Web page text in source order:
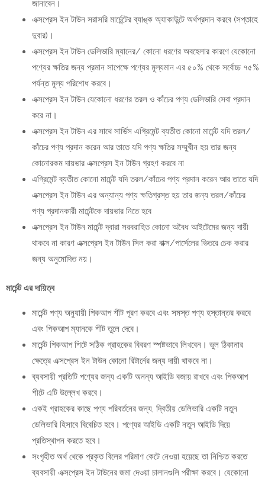
জানাবেন।
এক্সপ্রেস ইন টাউন সরাসরি মার্চেন্টের ব্যাঙ্ক অ্যাকাউন্টে অর্থপ্রদান করবে (সপ্তাহে
দুবার)।
এক্সপ্রেস ইন টাউন ডেলিভারি ম্যানের/ কোনো ধরণের অবহেলার কারণে যেকোনো
পণ্যের ক্ষতির জন্য প্রমান সাপেক্ষে পণ্যের মূল্যমান এর ৫০% থেকে সর্বোচ্চ ৭৫%
পর্যন্ত মূল্য পরিশোধ করবে।
এক্সপ্রেস ইন টাউন যেকোনো ধরণের তরল ও কাঁচের পণ্য ডেলিভারি সেবা প্রদান
করে না।
এক্সপ্রেস ইন টাউন এর সাথে সার্ভিস এগ্রিমেন্ট ব্যতীত কোনো মার্চেন্ট যদি তরল/
কাঁচের পণ্য প্রদান করেন আর তাতে যদি পণ্য ক্ষতির সম্মুখীন হয় তার জন্য
কোনোরকম দায়ভার এক্সপ্রেস ইন টাউন গ্রহণ করবে না
এগ্রিমেন্ট ব্যতীত কোনো মার্চেন্ট যদি তরল/কাঁচের পণ্য প্রদান করেন আর তাতে যদি
এক্সপ্রেস ইন টাউন এর অন্যান্য পণ্য ক্ষতিগ্রস্ত হয় তার জন্য তরল/কাঁচের
পণ্য প্রদানকারী মার্চেন্টকে দায়ভার নিতে হবে
এক্সপ্রেস ইন টাউন মার্চেন্ট দ্বারা সরবরাহিত কোনো অবৈধ আইটেমের জন্য দায়ী
থাকবে না কারণ এক্সপ্রেস ইন টাউন সিল করা বাক্স/পার্সেলের ভিতরে চেক করার
জন্য অনুমোদিত নয়।
মার্চেন্ট এর দায়িত্ব
মার্চেন্ট পণ্য অনুযায়ী পিকআপ শীট পূরণ করবে এবং সমস্ত পণ্য হস্তান্তর করবে
এবং পিকআপ ম্যানকে শীট তুলে দেবে।
মার্চেন্ট পিকআপ শিটে সঠিক গ্রাহকের বিবরণ স্পষ্টভাবে লিখবেন। ভুল ঠিকানার
ক্ষেত্রে এক্সপ্রেস ইন টাউন কোনো রিটার্নের জন্য দায়ী থাকবে না।
ব্যবসায়ী প্রতিটি পণ্যের জন্য একটি অনন্য আইডি বজায় রাখবে এবং পিকআপ
শীটে এটি উল্লেখ করবে।
একই গ্রাহকের কাছে পণ্য পরিবর্তনের জন্য, দ্বিতীয় ডেলিভারি একটি নতুন
ডেলিভারি হিসাবে বিবেচিত হবে। পণ্যের আইডি একটি নতুন আইডি দিয়ে
প্রতিস্থাপন করতে হবে।
সংগৃহীত অর্থ থেকে প্রকৃত বিলের পরিমাণ কেটে নেওয়া হয়েছে তা নিশ্চিত করতে
ব্যবসায়ী এক্সপ্রেস ইন টাউনের জমা দেওয়া চালানগুলি পরীক্ষা করবে। যেকোনো